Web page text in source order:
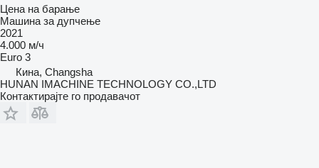
Цена на барање
Машина за дупчење
2021
4.000 м/ч
Euro 3
Кина, Changsha
HUNAN IMACHINE TECHNOLOGY CO.,LTD
Контактирајте го продавачот